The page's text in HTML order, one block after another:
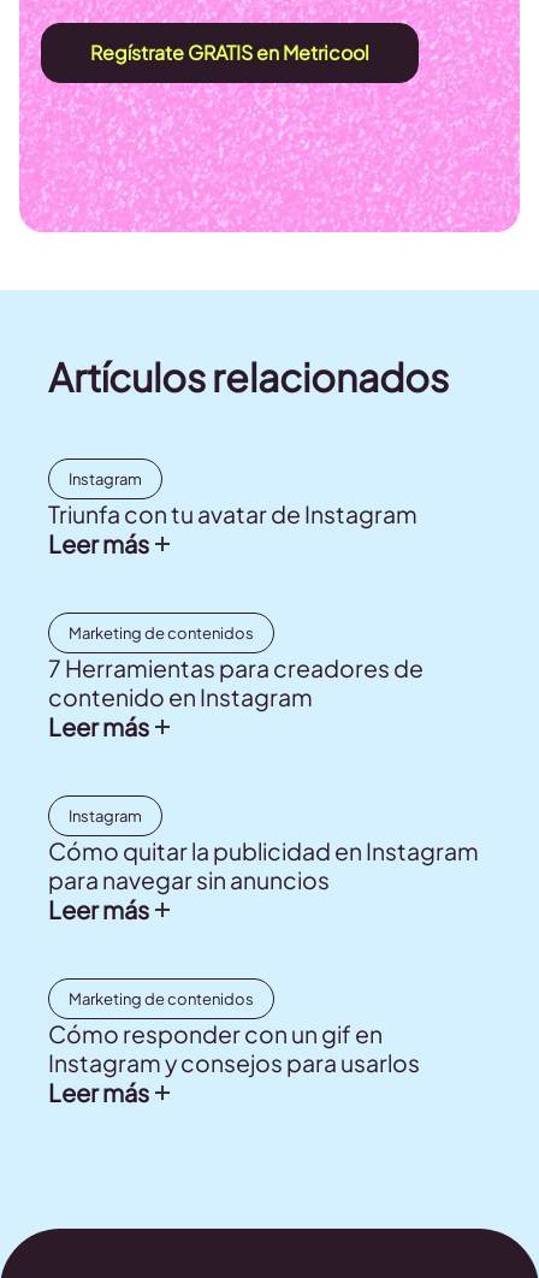
Regístrate GRATIS en Metricool
Artículos relacionados
Instagram
Triunfa con tu avatar de Instagram
Leer más
Marketing de contenidos
7 Herramientas para creadores de
contenido en Instagram
Leer más
Instagram
Cómo quitar la publicidad en Instagram
para navegar sin anuncios
Leer más
Marketing de contenidos
Cómo responder con un gif en
Instagram y consejos para usarlos
Leer más